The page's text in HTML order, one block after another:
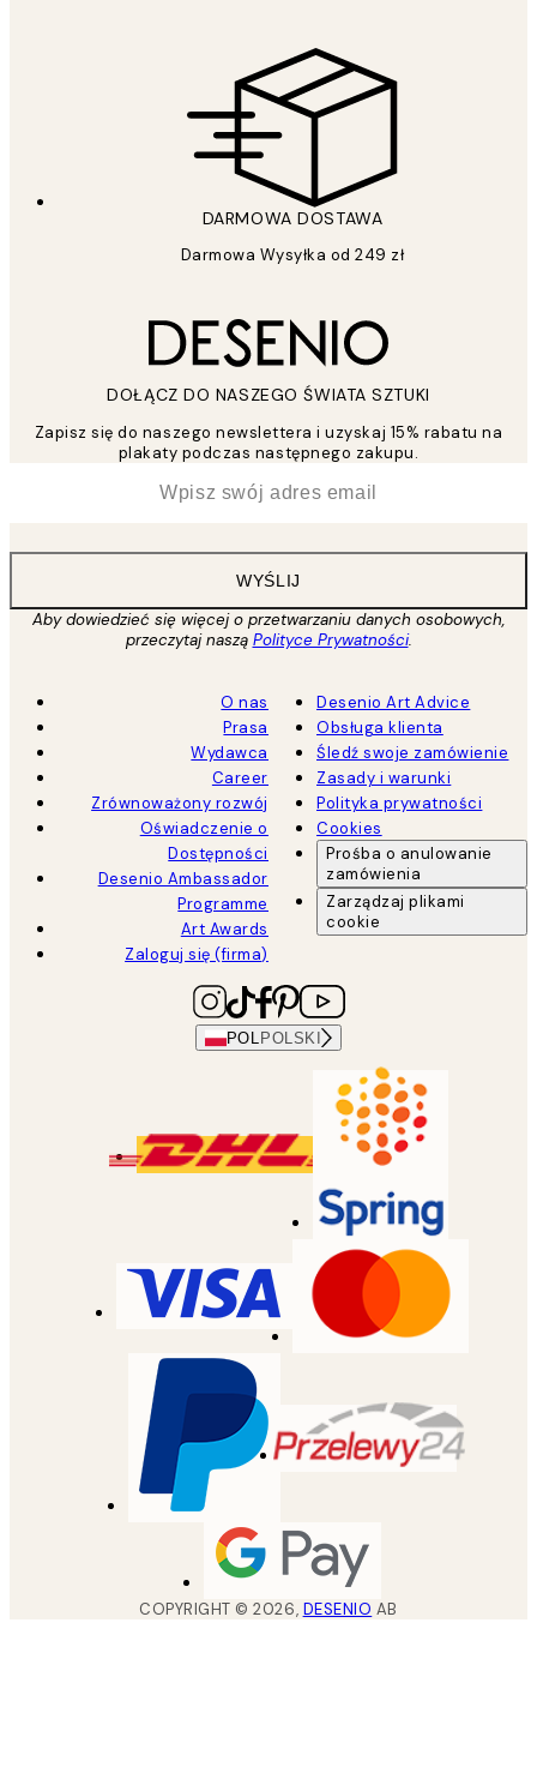
DARMOWA DOSTAWA
Darmowa Wysyłka od 249 zł
DOŁĄCZ DO NASZEGO ŚWIATA SZTUKI
Zapisz się do naszego newslettera i uzyskaj 15% rabatu na
plakaty podczas następnego zakupu.
WYŚLIJ
Aby dowiedzieć się więcej o przetwarzaniu danych osobowych,
przeczytaj naszą Polityce Prywatności.
O nas
Prasa
Wydawca
Career
Zrównoważony rozwój
Oświadczenie o
Dostępności
Desenio Ambassador
Programme
Art Awards
Zaloguj się (firma)
Desenio Art Advice
Obsługa klienta
Śledź swoje zamówienie
Zasady i warunki
Polityka prywatności
Cookies
Prośba o anulowanie
zamówienia
Zarządzaj plikami
cookie
POL POLSKI
COPYRIGHT ©2026, DESENIO AB